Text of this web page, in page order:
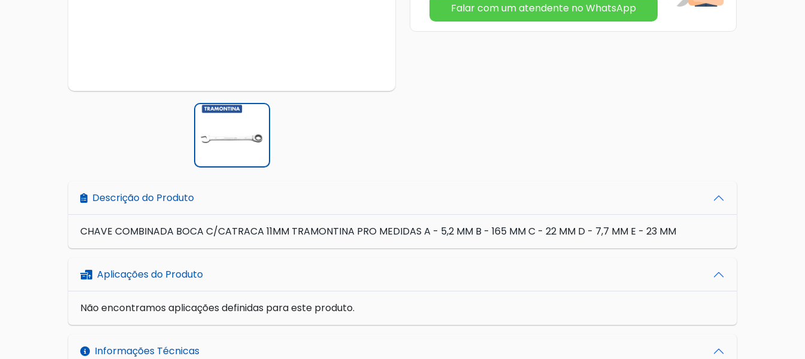
Falar com um atendente no WhatsApp
Descrição do Produto
CHAVE COMBINADA BOCA C/CATRACA 11MM TRAMONTINA PRO MEDIDAS A - 5,2 MM B - 165 MM C - 22 MM D - 7,7 MM E - 23 MM
Aplicações do Produto
Não encontramos aplicações definidas para este produto.
Informações Técnicas